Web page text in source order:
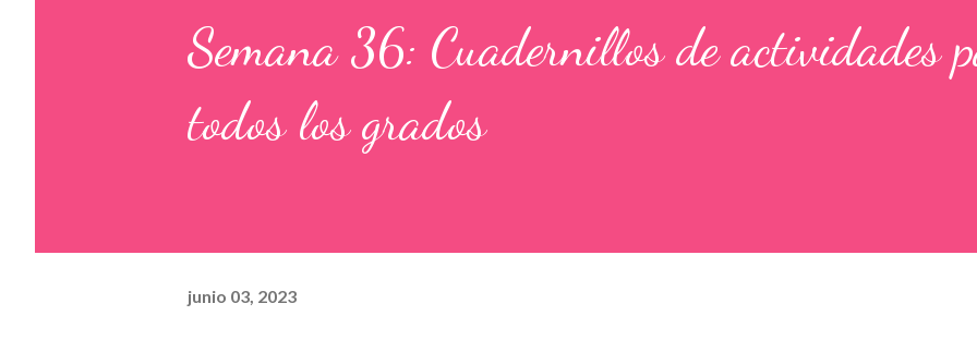
Semana 36: Cuadernillos de actividades
todos los grados
junio 03, 2023